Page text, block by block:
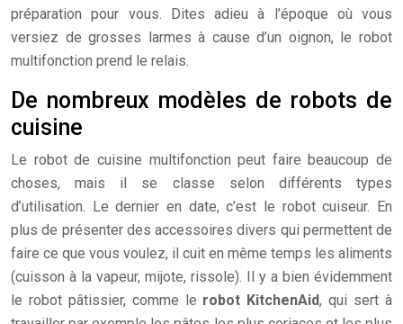
préparation pour vous. Dites adieu à l’époque où vous
versiez de grosses larmes à cause d’un oignon, le robot
multifonction prend le relais.
De nombreux modèles de robots de
cuisine
Le robot de cuisine multifonction peut faire beaucoup de
choses, mais il se classe selon différents types
d’utilisation. Le dernier en date, c’est le robot cuiseur. En
plus de présenter des accessoires divers qui permettent de
faire ce que vous voulez, il cuit en même temps les aliments
(cuisson à la vapeur, mijote, rissole). Il y a bien évidemment
le robot pâtissier, comme le robot KitchenAid, qui sert à